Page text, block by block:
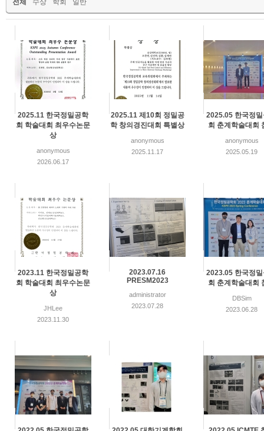
전체 수상 학회 일반
2025.11 한국정밀공학
회 학술대회 최우수논문
상
anonymous
2026.06.17
2025.11 제10회 정밀공
학 창의경진대회 특별상
anonymous
2025.11.17
2025.05 한국정
회 춘계학술대회
anonymous
2025.05.19
2023.11 한국정밀공학
회 학술대회 최우수논문
상
JHLee
2023.11.30
2023.07.16
PRESM2023
administrator
2023.07.28
2023.05 한국정
회 춘계학술대회
DBSim
2023.06.28